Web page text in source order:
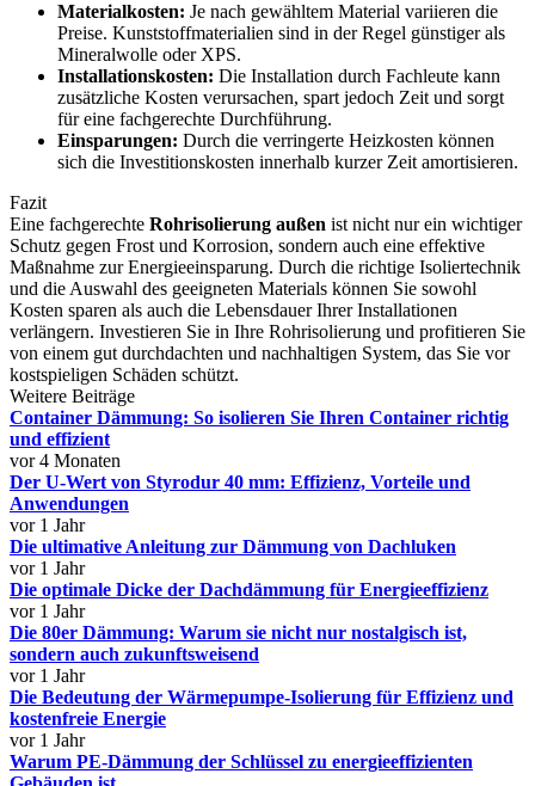
Materialkosten: Je nach gewähltem Material variieren die
Preise. Kunststoffmaterialien sind in der Regel günstiger als
Mineralwolle oder XPS.
Installationskosten: Die Installation durch Fachleute kann
zusätzliche Kosten verursachen, spart jedoch Zeit und sorgt
für eine fachgerechte Durchführung.
Einsparungen: Durch die verringerte Heizkosten können
sich die Investitionskosten innerhalb kurzer Zeit amortisieren.
Fazit
Eine fachgerechte Rohrisolierung außen ist nicht nur ein wichtiger
Schutz gegen Frost und Korrosion, sondern auch eine effektive
Maßnahme zur Energieeinsparung. Durch die richtige Isoliertechnik
und die Auswahl des geeigneten Materials können Sie sowohl
Kosten sparen als auch die Lebensdauer Ihrer Installationen
verlängern. Investieren Sie in Ihre Rohrisolierung und profitieren Sie
von einem gut durchdachten und nachhaltigen System, das Sie vor
kostspieligen Schäden schützt.
Weitere Beiträge
Container Dämmung: So isolieren Sie Ihren Container richtig
und effizient
vor 4 Monaten
Der U-Wert von Styrodur 40 mm: Effizienz, Vorteile und
Anwendungen
vor 1 Jahr
Die ultimative Anleitung zur Dämmung von Dachluken
vor 1 Jahr
Die optimale Dicke der Dachdämmung für Energieeffizienz
vor 1 Jahr
Die 80er Dämmung: Warum sie nicht nur nostalgisch ist,
sondern auch zukunftsweisend
vor 1 Jahr
Die Bedeutung der Wärmepumpe-Isolierung für Effizienz und
kostenfreie Energie
vor 1 Jahr
Warum PE-Dämmung der Schlüssel zu energieeffizienten